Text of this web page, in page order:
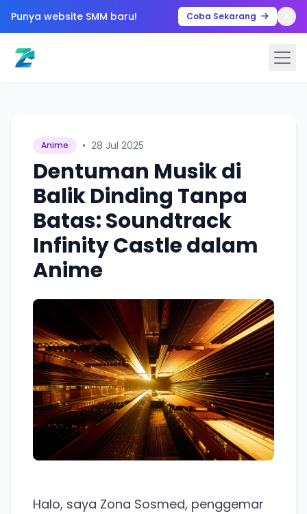
Punya website SMM baru! Coba Sekarang
Anime • 28 Jul 2025
Dentuman Musik di
Balik Dinding Tanpa
Batas: Soundtrack
Infinity Castle dalam
Anime
Halo, saya Zona Sosmed, penggemar